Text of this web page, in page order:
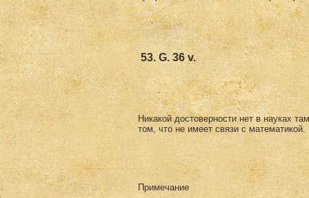
53. G. 36 v.
Никакой достоверности нет в науках
том, что не имеет связи с математикой.
Примечание